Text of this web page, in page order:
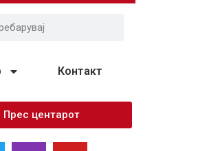
Контакт
Прес центарот